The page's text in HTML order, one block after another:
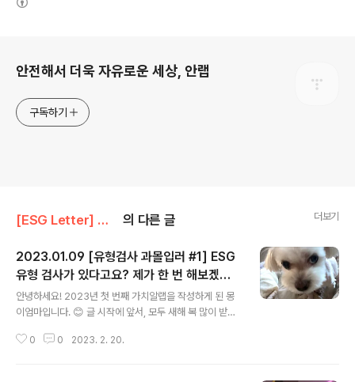
안전해서 더욱 자유로운 세상, 안랩
구독하기
[ESG Letter] 가치알랩 의 다른 글 더보기
2023.01.09 [유형검사 과몰입러 #1] ESG
유형 검사가 있다고요? 제가 한 번 해보겠습
니다. (by 몽이엄마)
안녕하세요! 2023년 첫 번째 가치알랩을 작성하게 된 몽
이엄마입니다. 😊 글 시작에 앞서, 모두 새해 복 많이 받으
닐 것 같습니다. 몇 가지 문항에 답변하면 내 성격 유형을
0 0 2023. 2. 20.